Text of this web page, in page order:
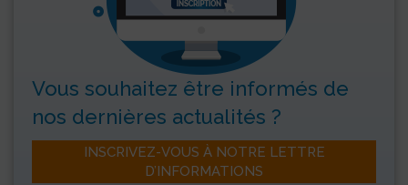
Vous souhaitez être informés de
nos dernières actualités ?
INSCRIVEZ-VOUS À NOTRE LETTRE
D’INFORMATIONS